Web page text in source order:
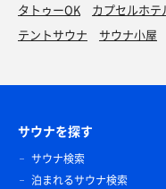
タトゥーOK
カプセルホテ
テントサウナ
サウナ小屋
サウナを探す
サウナ検索
泊まれるサウナ検索